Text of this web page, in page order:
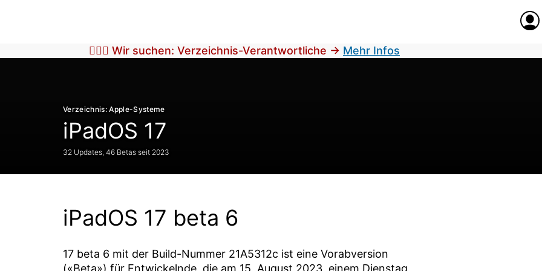
🕵🏼‍♀️ Wir suchen: Verzeichnis-Verantwortliche → Mehr Infos
Verzeichnis: Apple-Systeme
iPadOS 17
32 Updates, 46 Betas seit 2023
iPadOS 17 beta 6
17 beta 6 mit der Build-Nummer 21A5312c ist eine Vorabversion
(«Beta») für Entwickelnde, die am 15. August 2023, einem Dienstag,